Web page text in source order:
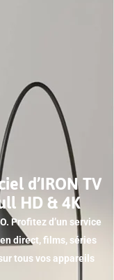
d’IRON TV
HD & 4K
Profitez d’un service
direct, films, séries
tous vos appareils